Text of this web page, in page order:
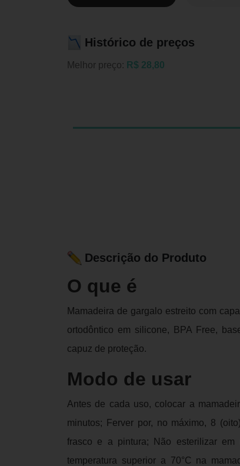
Histórico de preços
Melhor preço: R$ 28,80
Descrição do Produto
O que é
Mamadeira de gargalo estreito com
ortodôntico em silicone, BPA Free,
capuz de proteção.
Modo de usar
Antes de cada uso, colocar a
minutos; Ferver por, no máximo, 8
frasco e a pintura; Não esterilizar em
temperatura superior a 70°C na